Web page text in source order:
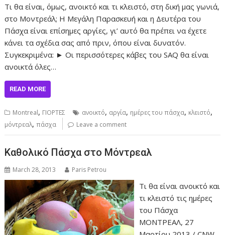
Τι θα είναι, όμως, ανοικτό και τι κλειστό, στη δική μας γωνιά,
στο Μοντρεάλ; Η Μεγάλη Παρασκευή και η Δευτέρα του
Πάσχα είναι επίσημες αργίες, γι’ αυτό θα πρέπει να έχετε
κάνει τα σχέδια σας από πριν, όπου είναι δυνατόν.
Συγκεκριμένα: ► Οι περισσότερες κάβες του SAQ θα είναι
ανοικτά όλες…
READ MORE
Montreal, ΓΙΟΡΤΕΣ ανοικτό, αργία, ημέρες του πάσχα, κλειστό,
μόντρεαλ,πάσχα Leave a comment
Καθολικό Πάσχα στο Μόντρεαλ
March 28, 2013 Paris Petrou
Τι θα είναι ανοικτό και
τι κλειστό τις ημέρες
του Πάσχα
ΜΟΝΤΡΕΑΛ, 27